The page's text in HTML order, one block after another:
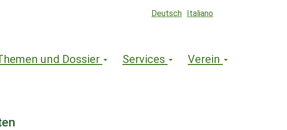
Deutsch Italiano
und Dossier Services Verein